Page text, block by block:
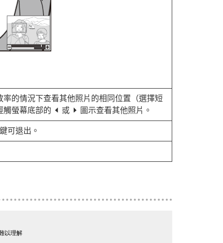
的情況下查看其他照片的相同位置（選擇短
觸螢幕底部的 e 或 f 圖示查看其他照片。
可退出。